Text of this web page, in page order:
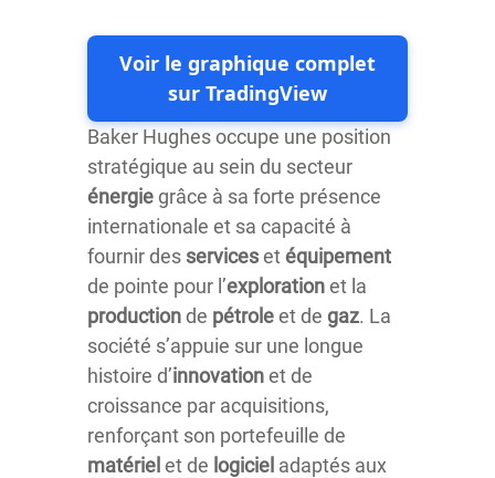
Voir le graphique complet
sur TradingView
Baker Hughes occupe une position
stratégique au sein du secteur
énergie grâce à sa forte présence
internationale et sa capacité à
fournir des servicesetéquipement
de pointe pour l’explorationet la
production de pétroleet de gaz. La
société s’appuie sur une longue
histoire d’innovationet de
croissance par acquisitions,
renforçant son portefeuille de
matériel et de logiciel adaptés aux